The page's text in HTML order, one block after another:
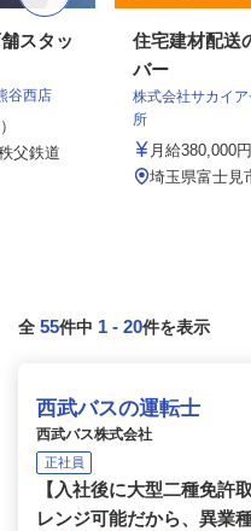
スタッ
谷西店
父鉄道
住宅建材配送
バー
株式会社サカイ
所
月給380,000
埼玉県富士見
全 55件中 1 - 20件を表示
西武バスの運転士
西武バス株式会社
正社員
【入社後に大型二種免許
レンジ可能だから、異業